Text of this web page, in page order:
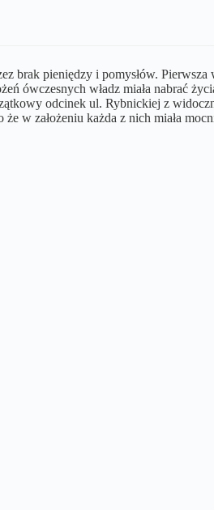
brak pieniędzy i pomysłów.
ówczesnych władz miała nabrać
odcinek ul. Rybnickiej z
w założeniu każda z nich miała